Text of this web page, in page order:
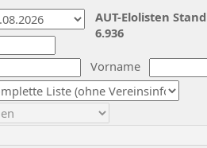
Vorname
AUT-Elolisten
6.936